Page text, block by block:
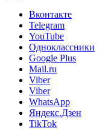
Вконтакте
Telegram
YouTube
Одноклассники
Google Plus
Mail.ru
Viber
Viber
WhatsApp
Яндекс.Дзен
TikTok